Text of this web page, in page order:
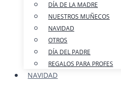
DÍA DE LA MADRE
NUESTROS MUÑECOS
NAVIDAD
OTROS
DÍA DEL PADRE
REGALOS PARA PROFES
NAVIDAD